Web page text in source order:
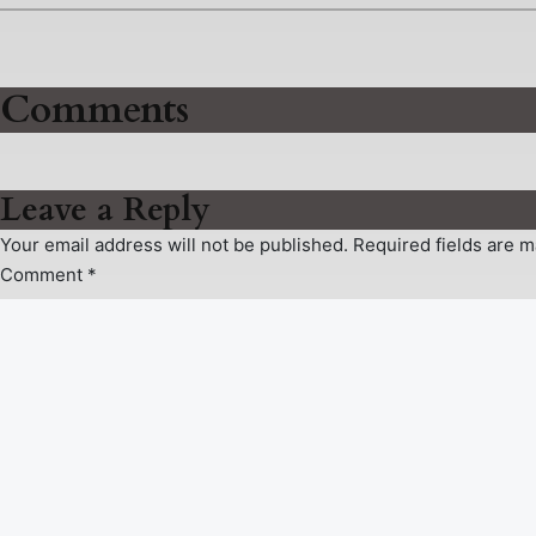
Comments
Leave a Reply
Your email address will not be published. Required fields are
Comment *